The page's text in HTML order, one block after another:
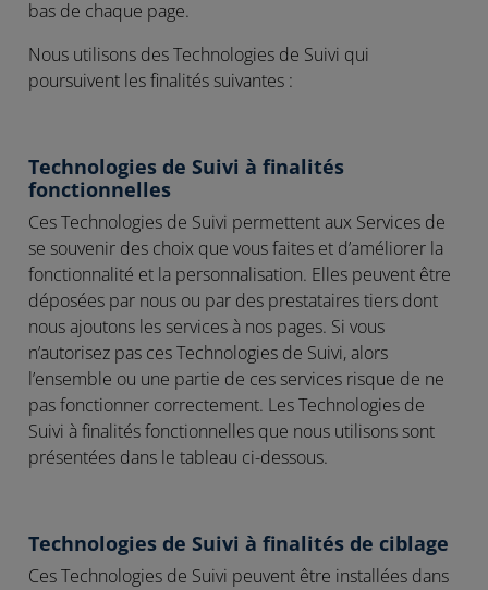
bas de chaque page.
Nous utilisons des Technologies de Suivi qui
poursuivent les finalités suivantes :
Technologies de Suivi à finalités
fonctionnelles
Ces Technologies de Suivi permettent aux Services de
se souvenir des choix que vous faites et d’améliorer la
fonctionnalité et la personnalisation. Elles peuvent être
déposées par nous ou par des prestataires tiers dont
nous ajoutons les services à nos pages. Si vous
n’autorisez pas ces Technologies de Suivi, alors
l’ensemble ou une partie de ces services risque de ne
pas fonctionner correctement. Les Technologies de
Suivi à finalités fonctionnelles que nous utilisons sont
présentées dans le tableau ci-dessous.
Technologies de Suivi à finalités de ciblage
Ces Technologies de Suivi peuvent être installées dans